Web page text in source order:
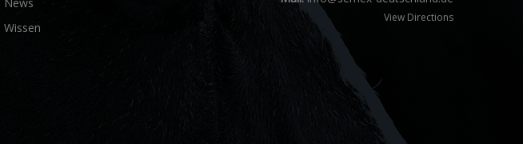
Wissen
View Directions